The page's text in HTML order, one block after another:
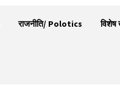
राजनीति/ Polotics विशेष